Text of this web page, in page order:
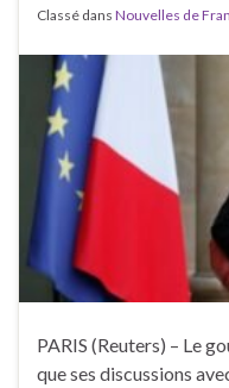
Classé dans Nouvelles de
PARIS (Reuters) – Le
que ses discussions